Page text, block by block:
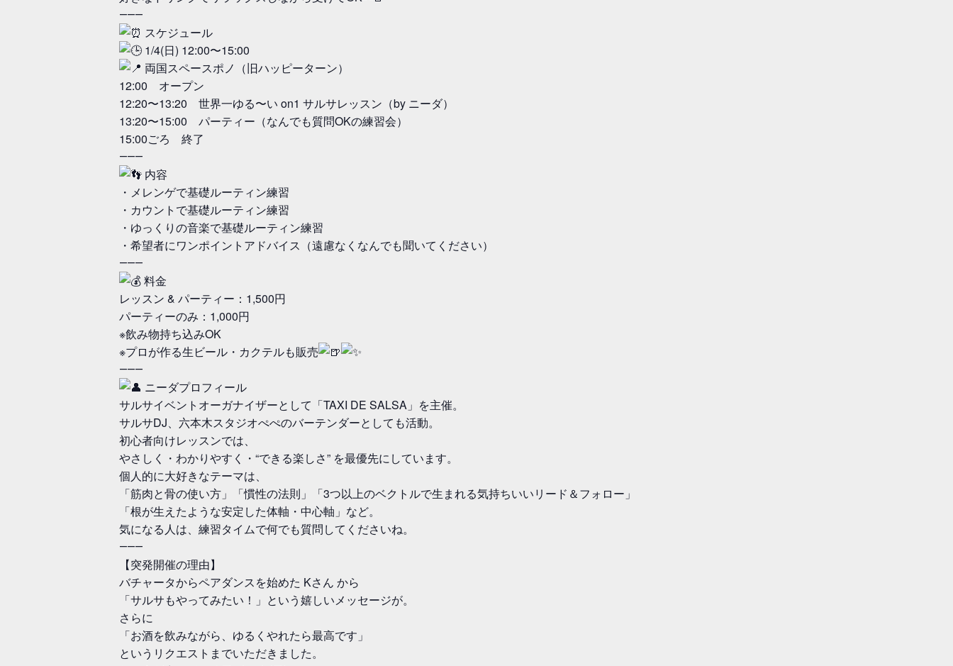
⸻
スケジュール
1/4(日) 12:00〜15:00
両国スペースポノ（旧ハッピーターン）
12:00 オープン
12:20〜13:20 世界一ゆる〜い on1 サルサレッスン（by ニーダ）
13:20〜15:00 パーティー（なんでも質問OKの練習会）
15:00ごろ 終了
⸻
内容
・メレンゲで基礎ルーティン練習
・カウントで基礎ルーティン練習
・ゆっくりの音楽で基礎ルーティン練習
・希望者にワンポイントアドバイス（遠慮なくなんでも聞いてください）
⸻
料金
レッスン & パーティー：1,500円
パーティーのみ：1,000円
※飲み物持ち込みOK
※プロが作る生ビール・カクテルも販売
⸻
ニーダプロフィール
サルサイベントオーガナイザーとして「TAXI DE SALSA」を主催。
サルサDJ、六本木スタジオぺぺのバーテンダーとしても活動。
初心者向けレッスンでは、
やさしく・わかりやすく・“できる楽しさ” を最優先にしています。
個人的に大好きなテーマは、
「筋肉と骨の使い方」「慣性の法則」「3つ以上のベクトルで生まれる気持ちいいリード＆フォロー」
「根が生えたような安定した体軸・中心軸」など。
気になる人は、練習タイムで何でも質問してくださいね。
⸻
【突発開催の理由】
バチャータからペアダンスを始めた Kさん から
「サルサもやってみたい！」という嬉しいメッセージが。
さらに
「お酒を飲みながら、ゆるくやれたら最高です」
というリクエストまでいただきました。